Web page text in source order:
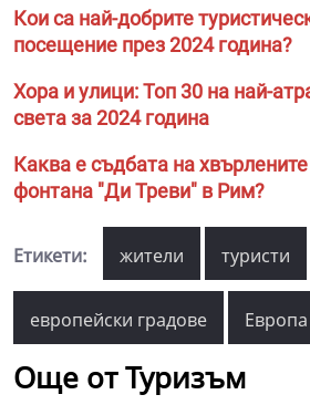
Кои са най-добрите
посещение през 2024 година?
Хора и улици: Топ 30 на най-
света за 2024 година
Каква е съдбата на
фонтана "Ди Треви" в Рим?
Етикети: жители туристи
европейски градове Европа
Още от Туризъм